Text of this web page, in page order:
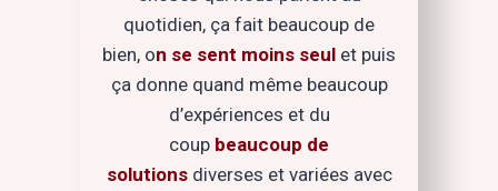
quotidien, ça fait beaucoup de
bien, on se sent moins seul et puis
ça donne quand même beaucoup
d’expériences et du
coup beaucoup de
solutionsdiverses et variées avec